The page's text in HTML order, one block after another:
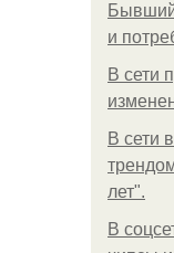
Бывший
и
В сети
В сети
лет".
В